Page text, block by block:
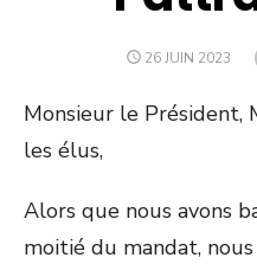
POSTED
26 JUIN 2023
Monsieur le Président,
les élus,
Alors que nous avons
moitié du mandat,